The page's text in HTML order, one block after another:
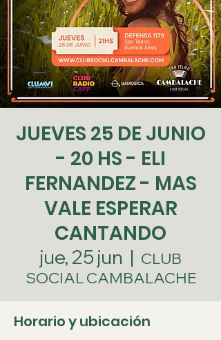
JUEVES 25 DE JUNIO
- 20 HS - ELI
FERNANDEZ - MAS
VALE ESPERAR
CANTANDO
jue, 25 jun
  |
CLUB
SOCIAL CAMBALACHE
Horario y ubicación